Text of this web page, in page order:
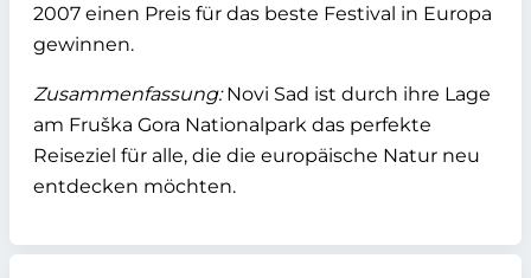
2007 einen Preis für das beste Festival in Europa
gewinnen.
Zusammenfassung:Novi Sad ist durch ihre Lage
am Fruška Gora Nationalpark das perfekte
Reiseziel für alle, die die europäische Natur neu
entdecken möchten.